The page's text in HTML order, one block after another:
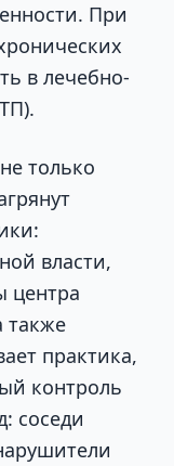
При
в лечебно-
только
власти,
центра
также
практика,
контроль
соседи